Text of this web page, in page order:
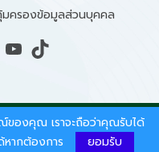
มครองข้อมูลส่วนบุคคล
YouTube TikTok
านนโยบายและแผน
งแวดล้อม.
ของคุณ เราจะถือว่าคุณรับได้
หากต้องการ
ยอมรับ